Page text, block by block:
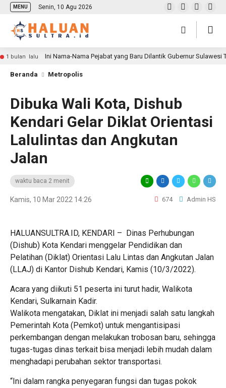
MENU Senin, 10 Agu 2026
1 bulan lalu Ini Nama-Nama Pejabat yang Baru Dilantik Gubernur Sulawesi
Beranda Metropolis
Dibuka Wali Kota, Dishub
Kendari Gelar Diklat Orientasi
Lalulintas dan Angkutan
Jalan
waktu baca 2 menit
Kamis, 10 Mar 2022 14:26 674 Admin HS
HALUANSULTRA.ID, KENDARI – Dinas Perhubungan
(Dishub) Kota Kendari menggelar Pendidikan dan
Pelatihan (Diklat) Orientasi Lalu Lintas dan Angkutan Jalan
(LLAJ) di Kantor Dishub Kendari, Kamis (10/3/2022).
Acara yang diikuti 51 peserta ini turut hadir, Walikota
Kendari, Sulkarnain Kadir.
Walikota mengatakan, Diklat ini menjadi salah satu langkah
Pemerintah Kota (Pemkot) untuk mengantisipasi
perkembangan dengan melakukan trobosan baru, sehingga
tugas-tugas dinas terkait bisa menjadi lebih mudah dalam
menghadapi perubahan sektor transportasi.
“Ini dalam rangka penyegaran fungsi dan tugas pokok